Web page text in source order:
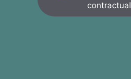
contractual